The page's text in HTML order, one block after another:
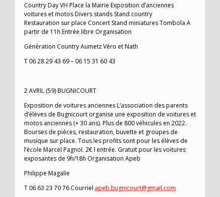
Country Day VH Place la Mairie Exposition d’anciennes
voitures et motos Divers stands Stand country
Restauration sur place Concert Stand miniatures Tombola A
partir de 11h Entrée libre Organisation
Génération Country Aumetz Véro et Nath
T 06 28 29 43 69 – 06 15 31 60 43
2 AVRIL (59) BUGNICOURT
Exposition de voitures anciennes L’association des parents
d’élèves de Bugnicourt organise une exposition de voitures et
motos anciennes (+ 30 ans). Plus de 800 véhicules en 2022.
Bourses de pièces, restauration, buvette et groupes de
musique sur place. Tous les profits sont pour les élèves de
l’école Marcel Pagnol. 2€ l entrée. Gratuit pour les voitures
exposantes de 9h/18h Organisation Apeb
Philippe Magalie
T 06 63 23 70 76 Courriel apeb.bugnicourt@gmail.com